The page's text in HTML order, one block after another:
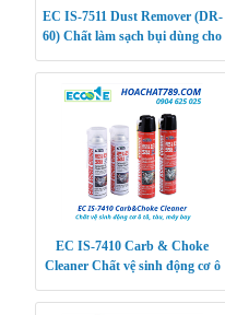
EC IS-7511 Dust Remover (DR-
60) Chất làm sạch bụi dùng cho
EC IS-7410 Carb & Choke
Cleaner Chất vệ sinh động cơ ô